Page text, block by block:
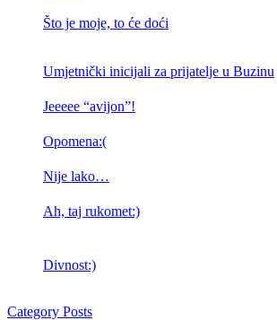
Što je moje, to će doći
Umjetnički inicijali za prijatelje u Buzinu
Jeeeee “avijon”!
Opomena:(
Nije lako…
Ah, taj rukomet:)
Divnost:)
Category Posts